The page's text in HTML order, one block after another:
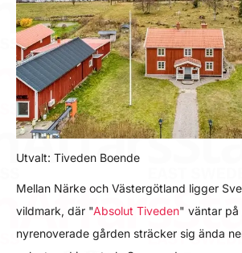
Utvalt: Tiveden Boende
Mellan Närke och Västergötland ligger
vildmark, där "Absolut Tiveden" väntar på
nyrenoverade gården sträcker sig ända